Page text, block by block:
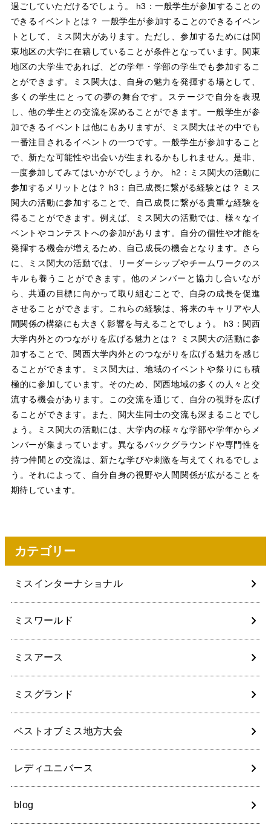
過ごしていただけるでしょう。 h3：一般学生が参加することの
できるイベントとは？ 一般学生が参加することのできるイベン
トとして、ミス関大があります。ただし、参加するためには関
東地区の大学に在籍していることが条件となっています。関東
地区の大学生であれば、どの学年・学部の学生でも参加するこ
とができます。ミス関大は、自身の魅力を発揮する場として、
多くの学生にとっての夢の舞台です。ステージで自分を表現
し、他の学生との交流を深めることができます。一般学生が参
加できるイベントは他にもありますが、ミス関大はその中でも
一番注目されるイベントの一つです。一般学生が参加すること
で、新たな可能性や出会いが生まれるかもしれません。是非、
一度参加してみてはいかがでしょうか。 h2：ミス関大の活動に
参加するメリットとは？ h3：自己成長に繋がる経験とは？ ミス
関大の活動に参加することで、自己成長に繋がる貴重な経験を
得ることができます。例えば、ミス関大の活動では、様々なイ
ベントやコンテストへの参加があります。自分の個性や才能を
発揮する機会が増えるため、自己成長の機会となります。さら
に、ミス関大の活動では、リーダーシップやチームワークのス
キルも養うことができます。他のメンバーと協力し合いなが
ら、共通の目標に向かって取り組むことで、自身の成長を促進
させることができます。これらの経験は、将来のキャリアや人
間関係の構築にも大きく影響を与えることでしょう。 h3：関西
大学内外とのつながりを広げる魅力とは？ ミス関大の活動に参
加することで、関西大学内外とのつながりを広げる魅力を感じ
ることができます。ミス関大は、地域のイベントや祭りにも積
極的に参加しています。そのため、関西地域の多くの人々と交
流する機会があります。この交流を通じて、自分の視野を広げ
ることができます。また、関大生同士の交流も深まることでし
ょう。ミス関大の活動には、大学内の様々な学部や学年からメ
ンバーが集まっています。異なるバックグラウンドや専門性を
持つ仲間との交流は、新たな学びや刺激を与えてくれるでしょ
う。それによって、自分自身の視野や人間関係が広がることを
期待しています。
カテゴリー
ミスインターナショナル
ミスワールド
ミスアース
ミスグランド
ベストオブミス地方大会
レディユニバース
blog